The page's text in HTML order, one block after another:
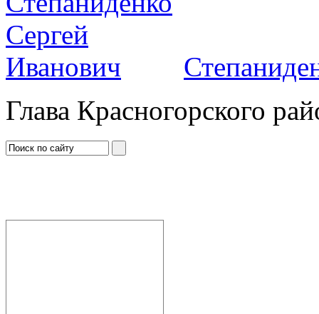
Глава Красногорского